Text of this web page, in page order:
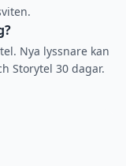
Nya lyssnare kan
Storytel 30 dagar.